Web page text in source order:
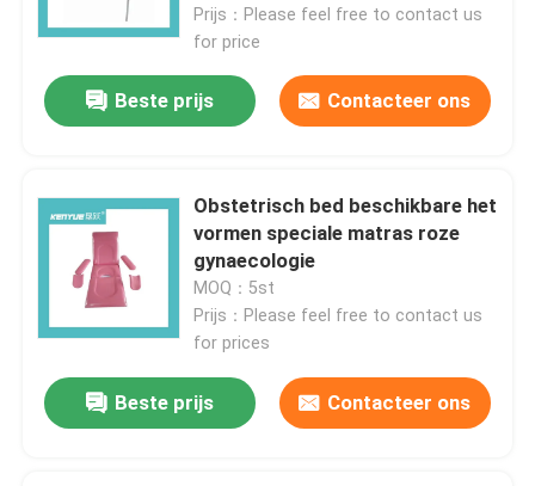
Over ons
Fabriekstocht
Prijs：Please feel free to contact us
for price
Beste prijs Contacteer ons
Obstetrisch bed beschikbare het
vormen speciale matras roze
gynaecologie
MOQ：5st
Prijs：Please feel free to contact us
for prices
Beste prijs Contacteer ons